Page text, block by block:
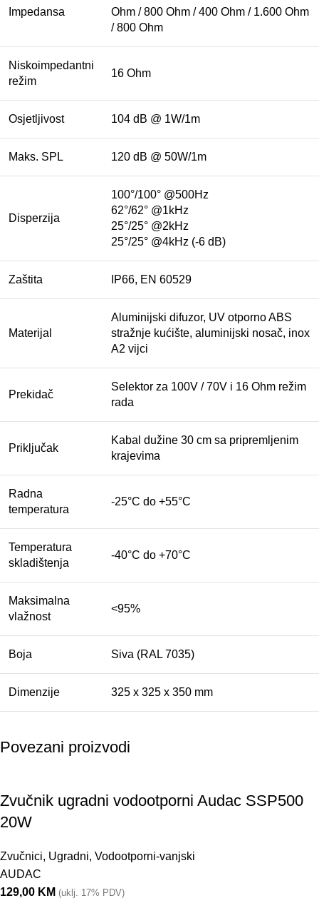
Impedansa
Ohm / 800 Ohm / 400 Ohm / 1.600 Ohm
/ 800 Ohm
Niskoimpedantni
režim
16 Ohm
Osjetljivost 104 dB @ 1W/1m
Maks. SPL 120 dB @ 50W/1m
Disperzija
100°/100° @500Hz
62°/62° @1kHz
25°/25° @2kHz
25°/25° @4kHz (-6 dB)
Zaštita IP66, EN 60529
Materijal
Aluminijski difuzor, UV otporno ABS
stražnje kućište, aluminijski nosač, inox
A2 vijci
Prekidač
Selektor za 100V / 70V i 16 Ohm režim
rada
Priključak
Kabal dužine 30 cm sa pripremljenim
krajevima
Radna
temperatura
-25°C do +55°C
Temperatura
skladištenja
-40°C do +70°C
Maksimalna
vlažnost
<95%
Boja Siva (RAL 7035)
Dimenzije 325 x 325 x 350 mm
Povezani proizvodi
Zvučnik ugradni vodootporni Audac SSP500
20W
Zvučnici, Ugradni, Vodootporni-vanjski
AUDAC
129,00 KM (uklj. 17% PDV)